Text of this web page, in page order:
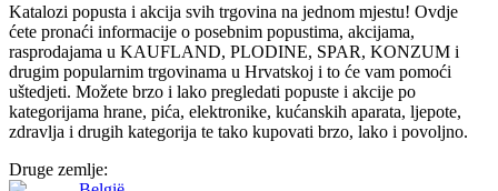
Katalozi popusta i akcija svih trgovina na jednom mjestu! Ovdje
ćete pronaći informacije o posebnim popustima, akcijama,
rasprodajama u KAUFLAND, PLODINE, SPAR, KONZUM i
drugim popularnim trgovinama u Hrvatskoj i to će vam pomoći
uštedjeti. Možete brzo i lako pregledati popuste i akcije po
kategorijama hrane, pića, elektronike, kućanskih aparata, ljepote,
zdravlja i drugih kategorija te tako kupovati brzo, lako i povoljno.
Druge zemlje: